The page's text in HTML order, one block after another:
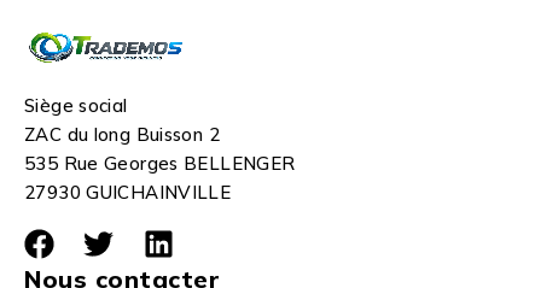
Siège social
ZAC du long Buisson 2
535 Rue Georges BELLENGER
27930 GUICHAINVILLE
Nous contacter